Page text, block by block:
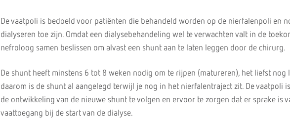
De vaatpoli is bedoeld voor patiënten die behandeld worden op de nierfalenpoli en
dialyseren toe zijn. Omdat een dialysebehandeling wel te verwachten valt in de
nefroloog samen beslissen om alvast een shunt aan te laten leggen door de chirurg.
De shunt heeft minstens 6 tot 8 weken nodig om te rijpen (matureren), het liefst nog
daarom is de shunt al aangelegd terwijl je nog in het nierfalentraject zit. De vaatpoli
de ontwikkeling van de nieuwe shunt te volgen en ervoor te zorgen dat er sprake is
vaattoegang bij de start van de dialyse.